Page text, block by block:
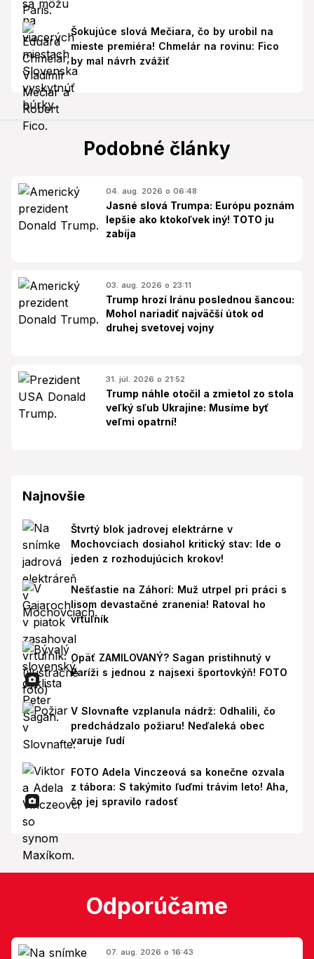
Šokujúce slová Mečiara, čo by urobil na
mieste premiéra! Chmelár na rovinu: Fico
by mal návrh zvážiť
Podobné články
04. aug. 2026 o 06:48
Jasné slová Trumpa: Európu poznám
lepšie ako ktokoľvek iný! TOTO ju
zabíja
03. aug. 2026 o 23:11
Trump hrozí Iránu poslednou šancou:
Mohol nariadiť najväčší útok od
druhej svetovej vojny
31. júl. 2026 o 21:52
Trump náhle otočil a zmietol zo stola
veľký sľub Ukrajine: Musíme byť
veľmi opatrní!
Najnovšie
Štvrtý blok jadrovej elektrárne v
Mochovciach dosiahol kritický stav: Ide o
jeden z rozhodujúcich krokov!
Nešťastie na Záhorí: Muž utrpel pri práci s
lisom devastačné zranenia! Ratoval ho
vrtuľník
Opäť ZAMILOVANÝ? Sagan pristihnutý v
Paríži s jednou z najsexi športovkýň! FOTO
V Slovnafte vzplanula nádrž: Odhalili, čo
predchádzalo požiaru! Neďaleká obec
varuje ľudí
FOTO Adela Vinczeová sa konečne ozvala
z tábora: S takýmito ľuďmi trávim leto! Aha,
čo jej spravilo radosť
Odporúčame
07. aug. 2026 o 16:43